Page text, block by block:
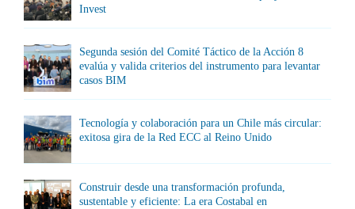
Invest
Segunda sesión del Comité Táctico de la Acción 8
evalúa y valida criterios del instrumento para levantar
casos BIM
Tecnología y colaboración para un Chile más circular:
exitosa gira de la Red ECC al Reino Unido
Construir desde una transformación profunda,
sustentable y eficiente: La era Costabal en